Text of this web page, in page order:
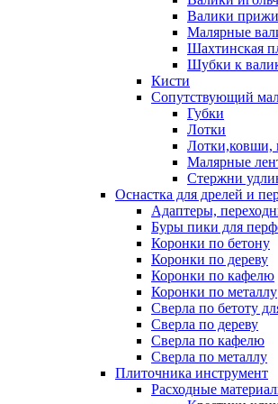
Валики
Малярные
Шахтинская
Шубки к
Кисти
Сопутствующий
Губки
Лотки
Лотки,ковши,
Малярные
Стержни
Оснастка для дрелей и
Адаптеры,
Буры пики для
Коронки по бетону
Коронки по дереву
Коронки по кафелю
Коронки по металлу
Сверла по бетоту
Сверла по дереву
Сверла по кафелю
Сверла по металлу
Плиточника инструмент
Расходные